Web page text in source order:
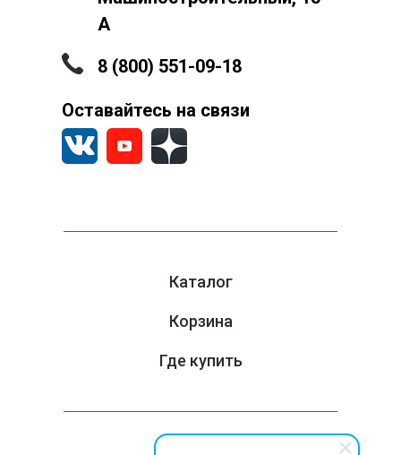
Каталог
Корзина
Где купить
А
8 (800) 551-09-18
Оставайтесь на связи